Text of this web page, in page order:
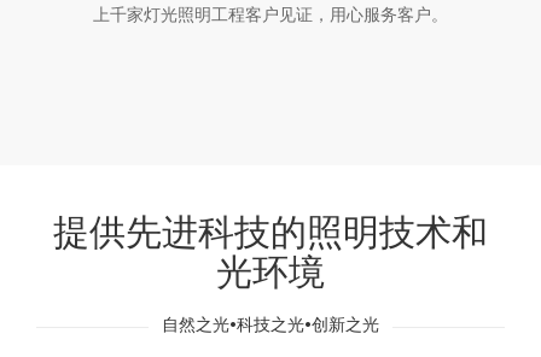
上千家灯光照明工程客户见证，用心服务客户。
提供先进科技的照明技术和
光环境
自然之光•科技之光•创新之光